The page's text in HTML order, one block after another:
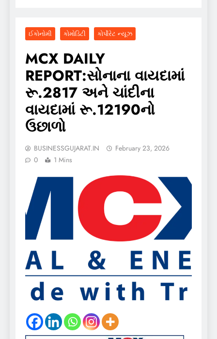
ઈકોનોમી કોમોડિટી કોર્પોરેટ ન્યૂઝ
MCX DAILY
REPORT:સોનાના વાયદામાં
રૂ.2817 અને ચાંદીના
વાયદામાં રૂ.12190નો
ઉછાળો
BUSINESSGUJARAT.IN
February 23, 2026
0
1 Mins